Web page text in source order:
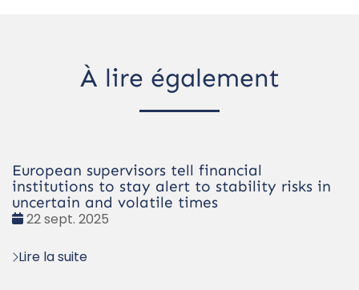
À lire également
European supervisors tell financial
institutions to stay alert to stability risks in
uncertain and volatile times
Date
22 sept. 2025
Lire la suite